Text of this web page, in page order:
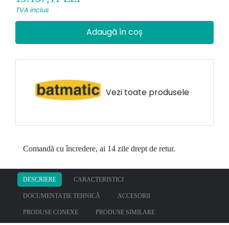
TVA inclus
Adaugă în coș
Vezi toate produsele
Comandă cu încredere, ai 14 zile drept de retur.
DESCRIERE CARACTERISTICI
DOCUMENTAȚIE TEHNICĂ ACCESORII
PRODUSE CONEXE PRODUSE SIMILARE